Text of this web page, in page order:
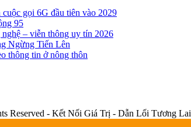
gọi 6G đầu tiên vào 2029
95
– viễn thông uy tín 2026
Ngừng Tiến Lên
thông tin ở nông thôn
Reserved - Kết Nối Giá Trị - Dẫn Lối Tương Lai